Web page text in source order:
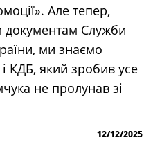
Але тепер,
документам Служби
ми знаємо
і КДБ, який зробив усе
не пролунав зі
12/12/2025